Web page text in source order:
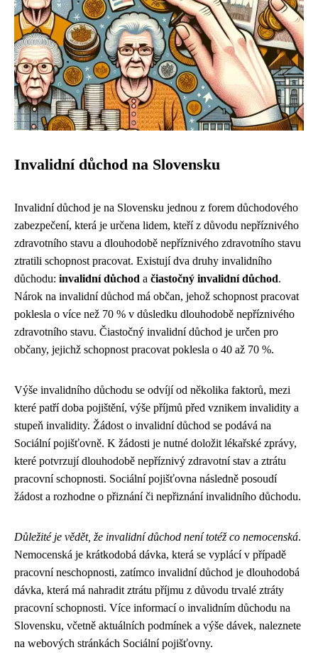
Invalidní důchod na Slovensku
Invalidní důchod je na Slovensku jednou z forem důchodového
zabezpečení, která je určena lidem, kteří z důvodu nepříznivého
zdravotního stavu a dlouhodobě nepříznivého zdravotního stavu
ztratili schopnost pracovat. Existují dva druhy invalidního
důchodu: invalidní důchod a čiastočný invalidní důchod.
Nárok na invalidní důchod má občan, jehož schopnost pracovat
poklesla o více než 70 % v důsledku dlouhodobě nepříznivého
zdravotního stavu. Čiastočný invalidní důchod je určen pro
občany, jejichž schopnost pracovat poklesla o 40 až 70 %.
Výše invalidního důchodu se odvíjí od několika faktorů, mezi
které patří doba pojištění, výše příjmů před vznikem invalidity a
stupeň invalidity. Žádost o invalidní důchod se podává na
Sociální pojišťovně. K žádosti je nutné doložit lékařské zprávy,
které potvrzují dlouhodobě nepříznivý zdravotní stav a ztrátu
pracovní schopnosti. Sociální pojišťovna následně posoudí
žádost a rozhodne o přiznání či nepřiznání invalidního důchodu.
Důležité je vědět, že invalidní důchod není totéž co nemocenská.
Nemocenská je krátkodobá dávka, která se vyplácí v případě
pracovní neschopnosti, zatímco invalidní důchod je dlouhodobá
dávka, která má nahradit ztrátu příjmu z důvodu trvalé ztráty
pracovní schopnosti. Více informací o invalidním důchodu na
Slovensku, včetně aktuálních podmínek a výše dávek, naleznete
na webových stránkách Sociální pojišťovny.